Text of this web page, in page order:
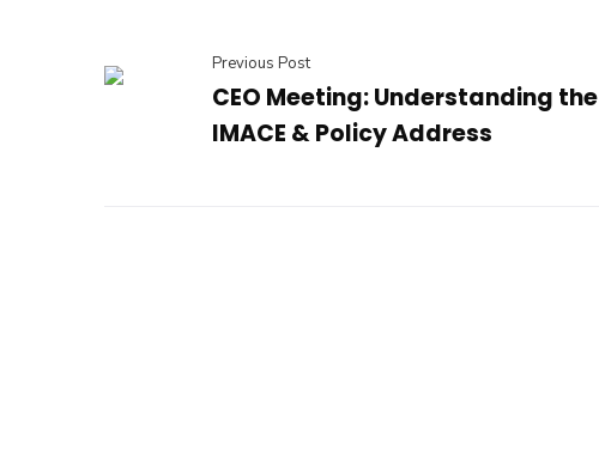
Previous Post
CEO Meeting: Understanding the
IMACE & Policy Address